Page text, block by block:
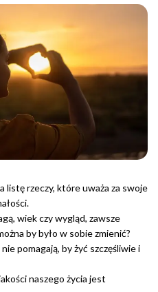
listę rzeczy, które uważa za swoje
wiek czy wygląd, zawsze
by było w sobie zmienić?
pomagają, by żyć szczęśliwie i
naszego życia jest